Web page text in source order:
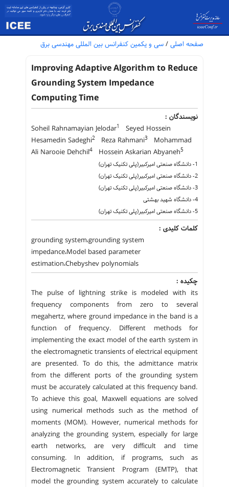
صفحه اصلی / سی و یکمین کنفرانس بین المللی مهندسی برق
Improving Adaptive Algorithm to Reduce
Grounding System Impedance
Computing Time
نویسندگان :
Soheil Rahnamayian Jelodar1
Seyed Hossein
Hesamedin Sadeghi2 Reza Rahmani3
Mohammad
Ali Narooie Dehchil4 Hossein Askarian Abyaneh5
1- دانشگاه صنعتی امیرکبیر(پلی تکنیک تهران)
2- دانشگاه صنعتی امیرکبیر(پلی تکنیک تهران)
3- دانشگاه صنعتی امیرکبیر(پلی تکنیک تهران)
4- دانشگاه شهید بهشتی
5- دانشگاه صنعتی امیرکبیر(پلی تکنیک تهران)
کلمات کلیدی :
grounding system،grounding system
impedance،Model based parameter
estimation،Chebyshev polynomials
چکیده :
The pulse of lightning strike is modeled with its
frequency components from zero to several
megahertz, where ground impedance in the band is a
function of frequency. Different methods for
implementing the exact model of the earth system in
the electromagnetic transients of electrical equipment
are presented. To do this, the admittance matrix
from the different ports of the grounding system
must be accurately calculated at this frequency band.
To achieve this goal, Maxwell equations are solved
using numerical methods such as the method of
moments (MOM). However, numerical methods for
analyzing the grounding system, especially for large
earth networks, are very difficult and time
consuming. In addition, if programs, such as
Electromagnetic Transient Program (EMTP), that
model the grounding system accurately to calculate